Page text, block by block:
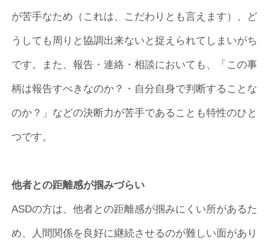
が苦手なため（これは、こだわりとも言えます）、ど
うしても周りと協調出来ないと捉えられてしまいがち
です。また、報告・連絡・相談においても、「この事
柄は報告すべきなのか？・自分自身で判断することな
のか？」などの決断力が苦手であることも特性のひと
つです。
他者との距離感が掴みづらい
ASDの方は、他者との距離感が掴みにくい所があるた
め、人間関係を良好に継続させるのが難しい面があり